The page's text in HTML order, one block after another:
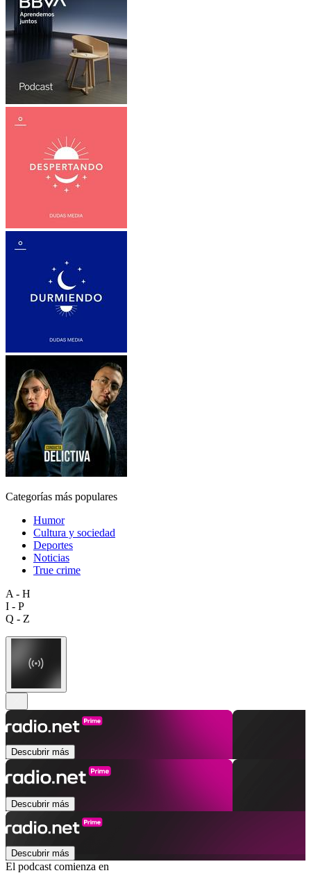
Categorías más populares
Humor
Cultura y sociedad
Deportes
Noticias
True crime
A - H
I - P
Q - Z
Descubrir más
Descubrir más
Descubrir más
El podcast comienza en